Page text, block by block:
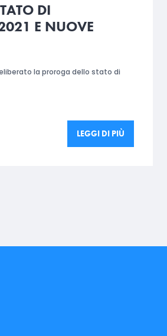
DI
E NUOVE
la proroga dello stato di
LEGGI DI PIÙ